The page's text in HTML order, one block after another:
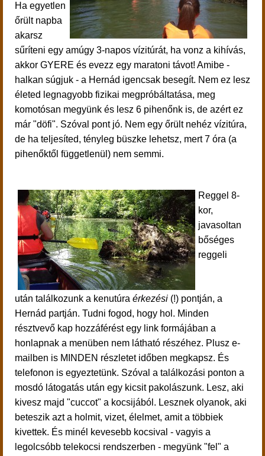
Ha egyetlen
őrült napba
akarsz
sűríteni egy amúgy 3-napos vízitúrát, ha vonz a kihívás,
akkor GYERE és evezz egy maratoni távot! Amibe -
halkan súgjuk - a Hernád igencsak besegít. Nem ez lesz
életed legnagyobb fizikai megpróbáltatása, meg
komotósan megyünk és lesz 6 pihenőnk is, de azért ez
már "döfi". Szóval pont jó. Nem egy őrült nehéz vízitúra,
de ha teljesíted, tényleg büszke lehetsz, mert 7 óra (a
pihenőktől függetlenül) nem semmi.
Reggel 8-
kor,
javasoltan
bőséges
reggeli
után találkozunk a kenutúra érkezési (!) pontján, a
Hernád partján. Tudni fogod, hogy hol. Minden
résztvevő kap hozzáférést egy link formájában a
honlapnak a menüben nem látható részéhez. Plusz e-
mailben is MINDEN részletet időben megkapsz. És
telefonon is egyeztetünk. Szóval a találkozási ponton a
mosdó látogatás után egy kicsit pakolászunk. Lesz, aki
kivesz majd "cuccot" a kocsijából. Lesznek olyanok, aki
beteszik azt a holmit, vizet, élelmet, amit a többiek
kivettek. És minél kevesebb kocsival - vagyis a
legolcsóbb telekocsi rendszerben - megyünk "fel" a